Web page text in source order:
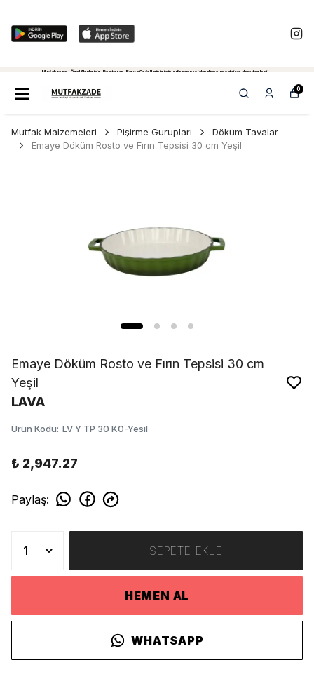
Mutfakzade - Özel Alanlariniz, Restoran, Bar ve Cafe'leriniz için sıfırdan projelendirme, montaj ve daha fazlasi...
0
Mutfak Malzemeleri Pişirme Gurupları
Döküm Tavalar
Emaye Döküm Rosto ve Fırın Tepsisi 30 cm Yeşil
Emaye Döküm Rosto ve Fırın Tepsisi 30 cm
Yeşil
LAVA
Ürün Kodu: LV Y TP 30 K0-Yesil
₺ 2,947.27
Paylaş:
SEPETE EKLE
HEMEN AL
WHATSAPP